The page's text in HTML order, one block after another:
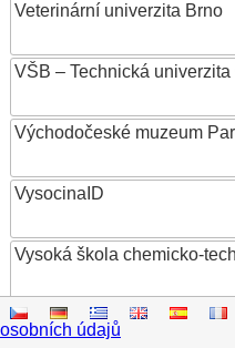
Veterinární univerzita Brno
VŠB – Technická univerzita
Východočeské muzeum
VysocinaID
Vysoká škola chemicko-
Vysoká škola ekonomická v
osobních údajů